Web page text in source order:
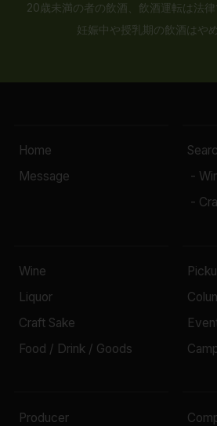
20歳未満の者の飲酒、飲酒運転は法律
妊娠中や授乳期の飲酒はや
Home
Message
-
-
Wine
Liquor
Craft Sake
Food / Drink / Goods
Producer